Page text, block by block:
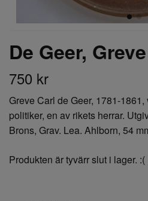
De Geer,
750 kr
Greve Carl de Geer, 1781-
politiker, en av rikets herrar.
Brons, Grav. Lea. Ahlborn, 54
Produkten är tyvärr slut i lager. :(